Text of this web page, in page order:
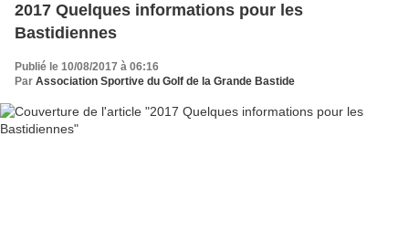
2017 Quelques informations pour les
Bastidiennes
Publié le 10/08/2017 à 06:16
Par Association Sportive du Golf de la Grande Bastide